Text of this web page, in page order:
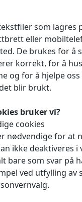
som lagres
eller
De brukes for å
korrekt, for å
og for å hjelpe
blir brukt.
bruker vi?
cookies
nødvendige for at
ikke deaktiveres i
bare som svar på
ved utfylling av